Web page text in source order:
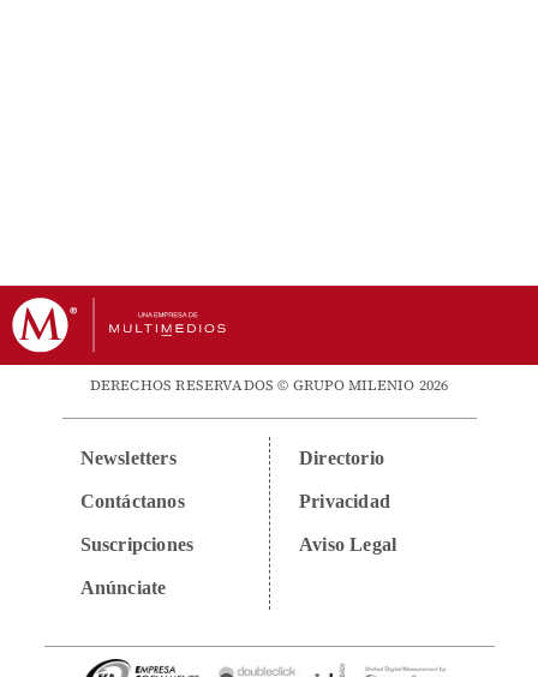
DERECHOS RESERVADOS © GRUPO MILENIO 2026
Newsletters
Contáctanos
Suscripciones
Anúnciate
Directorio
Privacidad
Aviso Legal